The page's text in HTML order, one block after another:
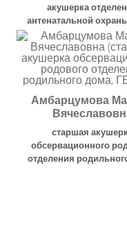
акушерка
антенатальной
консультативной
ГБУЗ ЛОКБ
Амбарцумова
старшая
обсервационного
отделения